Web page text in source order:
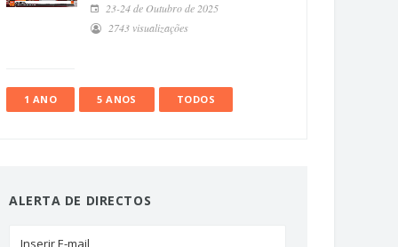
23-24 de Outubro de 2025
2743 visualizações
1 ANO 5 ANOS TODOS
ALERTA DE DIRECTOS